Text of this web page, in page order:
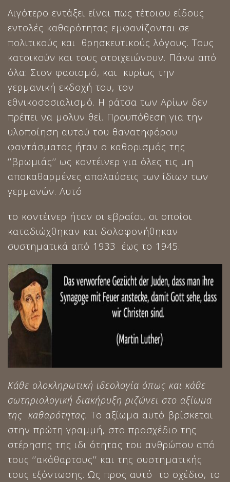
Λιγότερο εντάξει είναι πως τέτοιου είδους
εντολές καθαρότητας εμφανίζονται σε
πολιτικούς και θρησκευτικούς λόγους. Τους
κατοικούν και τους στοιχειώνουν. Πάνω από
όλα: Στον φασισμό, και κυρίως την
γερμανική εκδοχή του, τον
εθνικοσοσιαλισμό. Η ράτσα των Αρίων δεν
πρέπει να μολυν θεί. Προυπόθεση για την
υλοποίηση αυτού του θανατηφόρου
φαντάσματος ήταν ο καθορισμός της
‘’βρωμιάς’’ ως κοντέινερ για όλες τις μη
αποκαθαρμένες απολαύσεις των ίδιων των
γερμανών. Αυτό
το κοντέινερ ήταν οι εβραίοι, οι οποίοι
καταδιώχθηκαν και δολοφονήθηκαν
συστηματικά από 1933 έως το 1945.
Κάθε ολοκληρωτική ιδεολογία όπως και κάθε
σωτηριολογική διακήρυξη ριζώνει στο αξίωμα
της καθαρότητας. Το αξίωμα αυτό βρίσκεται
στην πρώτη γραμμή, στο προσχέδιο της
στέρησης της ιδι ότητας του ανθρώπου από
τους ‘’ακάθαρτους’’ και της συστηματικής
τους εξόντωσης. Ως προς αυτό το σχέδιο, το